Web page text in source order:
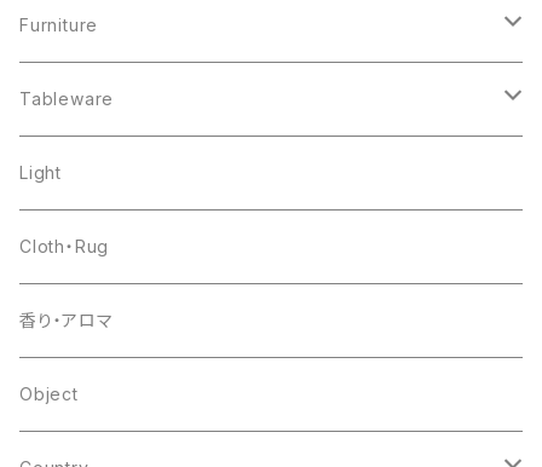
Furniture
chair
shelf
table
other
Tableware
pottery
glass
flower base
other
Light
Cloth・Rug
香り・アロマ
Object